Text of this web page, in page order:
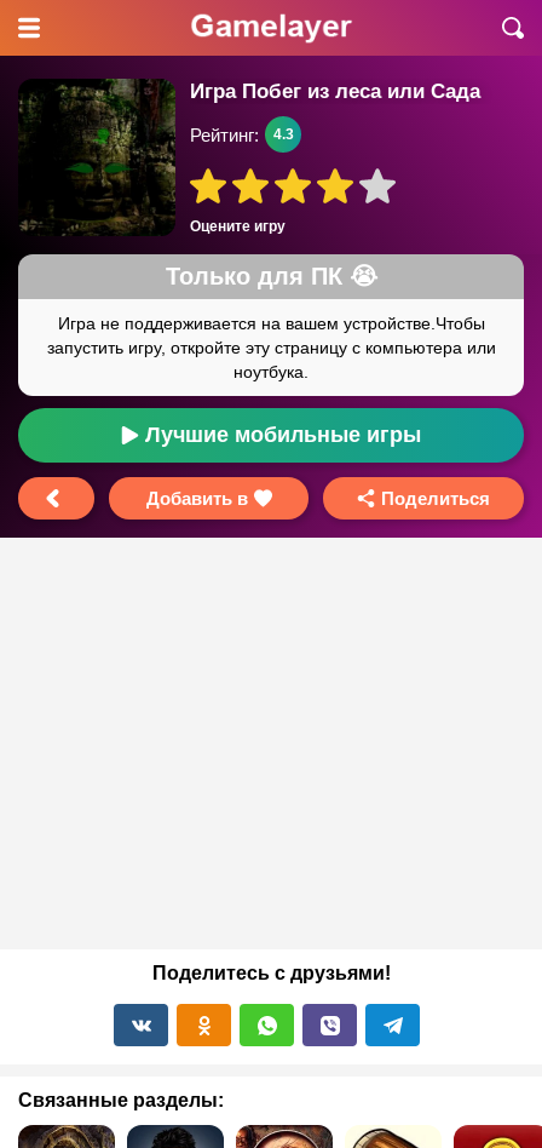
Игра Побег из леса или Сада
Оцените игру
Рейтинг: 4.3
Лучшие мобильные игры
Добавить в Поделиться
Поделитесь с друзьями!
Связанные разделы: